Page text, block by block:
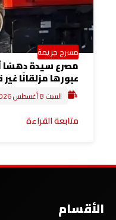
مسرح جريمة
مصرع سيدة دهسًا
عبورها مزلقانًا
السبت 8 أغسطس 2026 8:14 ص
متابعة القراءة
الأقسام